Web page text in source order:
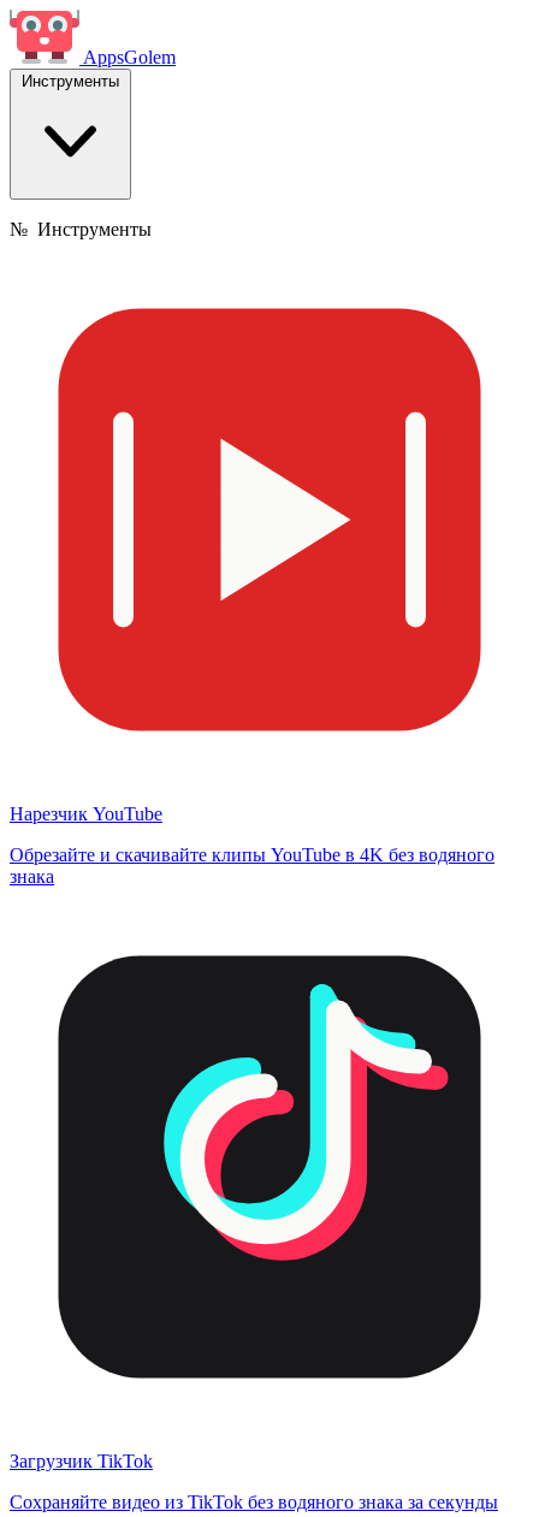
AppsGolem
Инструменты
№ Инструменты
Нарезчик YouTube
Обрезайте и скачивайте клипы YouTube в 4K без водяного
знака
Загрузчик TikTok
Сохраняйте видео из TikTok без водяного знака за секунды